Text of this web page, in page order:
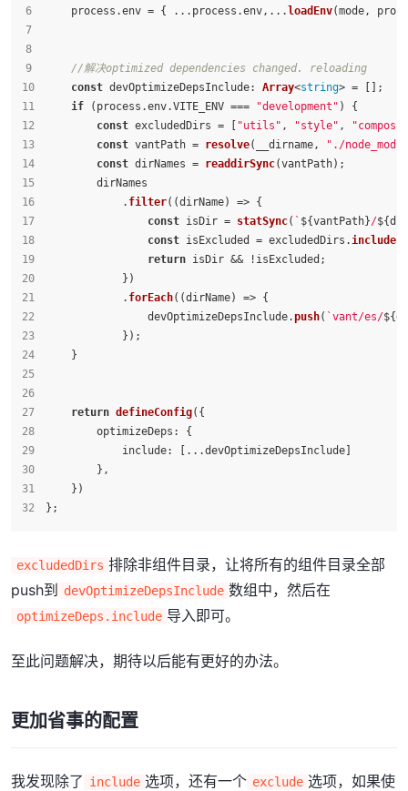
    process.
env = { ...process.env,... loadEnv(mode,
//解决optimized dependencies changed. reloading
const devOptimizeDepsInclude: Array<string> = [];
if (process.env.VITE_ENV === "development" ) {
const excludedDirs = [ "utils" , "style" ,
const vantPath = resolve(__dirname,
"./
const dirNames = readdirSync(vantPath);
        dirNames
            .
filter( (dirName) => {
const isDir = statSync( ` ${vantPath}/
const isExcluded = excludedDirs.includes
return isDir && !isExcluded;
            })
            .
forEach( (dirName) => {
                devOptimizeDepsInclude.
push( `vant/es/
            });
    }
return defineConfig({
optimizeDeps : {
include: [...devOptimizeDepsInclude]
        },
    })
};
excludedDirs 排除非组件目录，让将所有的组件目录全部
push到
devOptimizeDepsInclude 数组中，然后在
optimizeDeps.include 导入即可。
至此问题解决，期待以后能有更好的办法。
更加省事的配置
我发现除了 include 选项，还有一个 exclude 选项，如果使